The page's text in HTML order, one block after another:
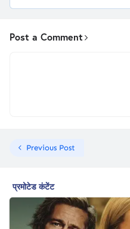
Post a Comment
Previous Post